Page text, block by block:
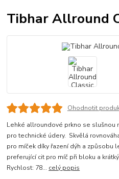
Tibhar Allround
Ohodnotit
Lehké allroundové prkno se
pro technické údery. Skvělá
pro míček díky řazení dýh a způsobu
preferující cit pro míč při bloku a
Rychlost: 78... celý popis